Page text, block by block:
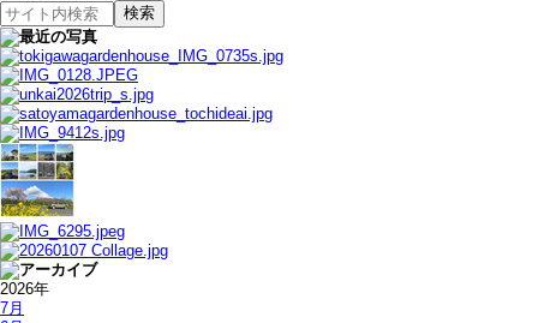
2026年
7月